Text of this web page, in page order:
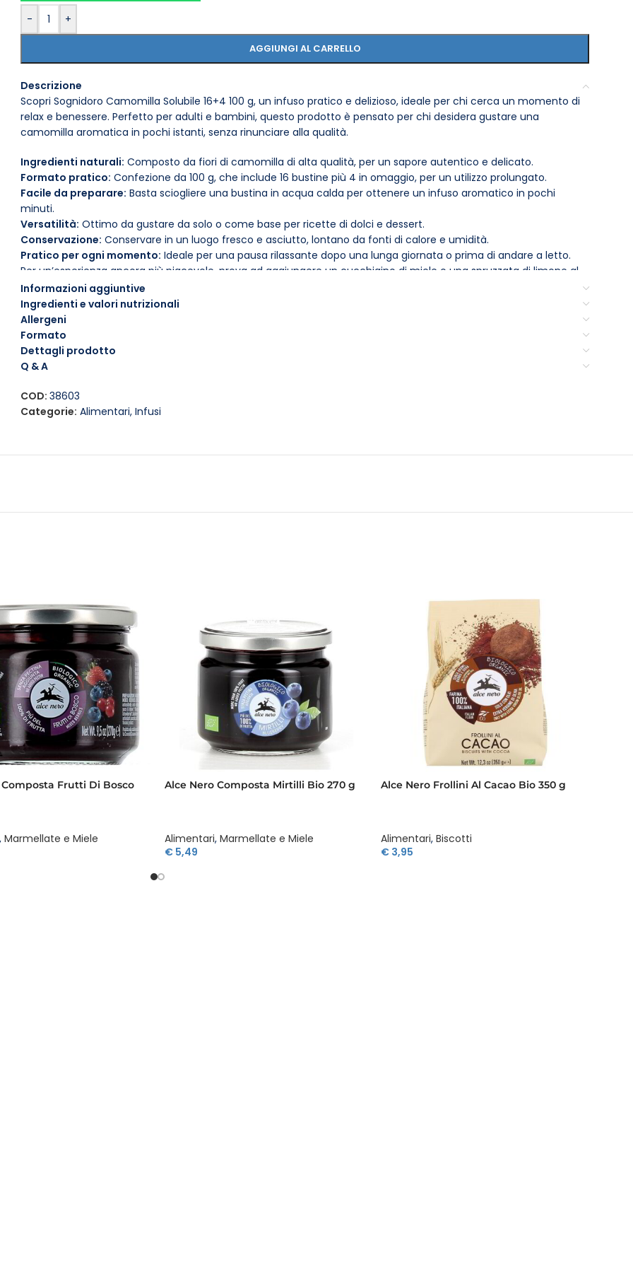
- +
AGGIUNGI AL CARRELLO
Descrizione
Scopri Sognidoro Camomilla Solubile 16+4 100 g, un infuso pratico e delizioso, ideale per chi cerca un momento di
relax e benessere. Perfetto per adulti e bambini, questo prodotto è pensato per chi desidera gustare una
camomilla aromatica in pochi istanti, senza rinunciare alla qualità.
Ingredienti naturali: Composto da fiori di camomilla di alta qualità, per un sapore autentico e delicato.
Formato pratico: Confezione da 100 g, che include 16 bustine più 4 in omaggio, per un utilizzo prolungato.
Facile da preparare: Basta sciogliere una bustina in acqua calda per ottenere un infuso aromatico in pochi
minuti.
Versatilità: Ottimo da gustare da solo o come base per ricette di dolci e dessert.
Conservazione: Conservare in un luogo fresco e asciutto, lontano da fonti di calore e umidità.
Pratico per ogni momento: Ideale per una pausa rilassante dopo una lunga giornata o prima di andare a letto.
Per un’esperienza ancora più piacevole, prova ad aggiungere un cucchiaino di miele o una spruzzata di limone al
tuo infuso di camomilla. Sognidoro Camomilla Solubile è la scelta perfetta per chi desidera un momento di
tranquillità e comfort.
Informazioni aggiuntive
Ingredienti e valori nutrizionali
Allergeni
Formato
Dettagli prodotto
Q & A
COD:38603
Categorie: Alimentari, Infusi
Frutti Di Bosco
Marmellate e Miele
Alce Nero Composta Mirtilli Bio 270 g
Alimentari, Marmellate e Miele
€ 5,49
Alce Nero Frollini Al Cacao Bio 350 g
Alimentari, Biscotti
€3,95